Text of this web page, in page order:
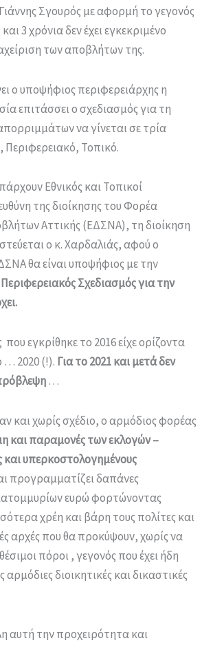
Σγουρός με αφορμή το γεγονός
3 χρόνια δεν έχει εγκεκριμένο
των αποβλήτων της.
ο υποψήφιος περιφερειάρχης η
επιτάσσει ο σχεδιασμός για τη
να γίνεται σε τρία
Περιφερειακό, Τοπικό.
Εθνικός και Τοπικοί
της διοίκησης του Φορέα
Αττικής (ΕΔΣΝΑ), τη διοίκηση
ο κ. Χαρδαλιάς, αφού ο
θα είναι υποψήφιος με την
Περιφερειακός Σχεδιασμός για την
εγκρίθηκε το 2016 είχε ορίζοντα
… 2020 (!). Για το 2021 και μετά δεν
…
και χωρίς σχέδιο, ο αρμόδιος φορέας
και παραμονές των εκλογών –
υπερκοστολογημένους
προγραμματίζει δαπάνες
ευρώ φορτώνοντας
χρέη και βάρη τους πολίτες και
αρχές που θα προκύψουν, χωρίς να
πόροι , γεγονός που έχει ήδη
αρμόδιες διοικητικές και δικαστικές
αυτή την προχειρότητα και